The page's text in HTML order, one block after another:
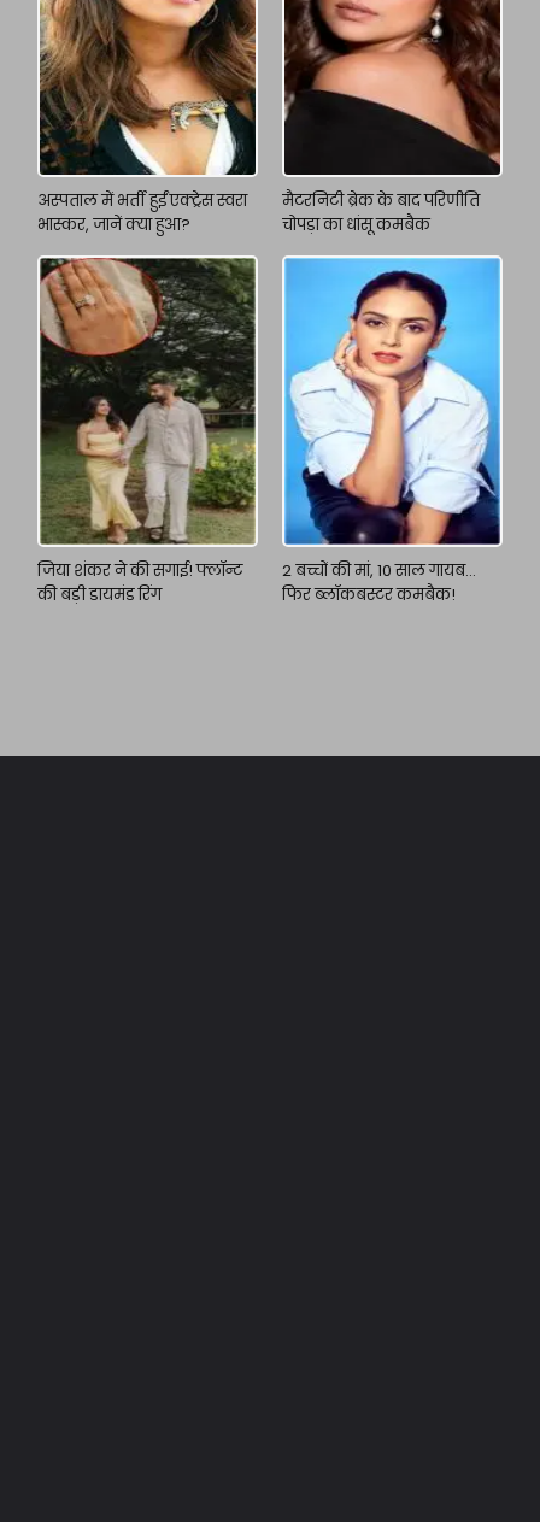
अस्पताल में भर्ती हुईं एक्ट्रेस स्वरा
भास्कर, जानें क्या हुआ?
मैटरनिटी ब्रेक के बाद परिणीति
चोपड़ा का धांसू कमबैक
जिया शंकर ने की सगाई! फ्लॉन्ट
की बड़ी डायमंड रिंग
2 बच्चों की मां, 10 साल गायब…
फिर ब्लॉकबस्टर कमबैक!